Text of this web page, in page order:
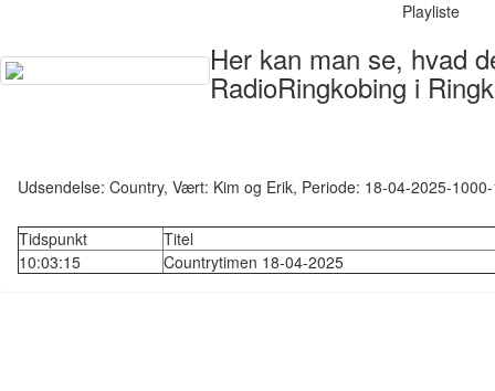
Playliste
Her kan man se, hvad
RadioRingkobing i
Udsendelse: Country, Vært: Kim og Erik, Periode: 18-04-2025-
Tidspunkt
Titel
10:03:15
Countrytimen 18-04-2025